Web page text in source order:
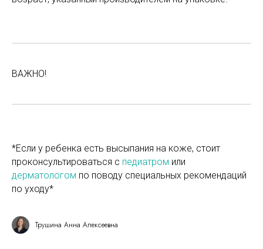
ВАЖНО!
*Если у ребенка есть высыпания на коже, стоит
проконсультироваться с педиатром или
дерматологом по поводу специальных рекомендаций
по уходу*
Трушина Анна Алексеевна